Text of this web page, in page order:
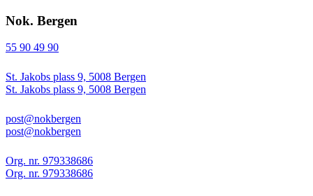
Nok. Bergen
55 90 49 90
St. Jakobs plass 9, 5008 Bergen
St. Jakobs plass 9, 5008 Bergen
post@nokbergen
post@nokbergen
Org. nr. 979338686
Org. nr. 979338686